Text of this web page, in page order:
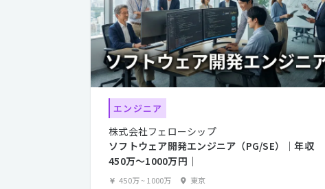
エンジニア
株式会社フェローシップ
ソフトウェア開発エンジニア（PG/SE）｜年収
450万〜1000万円｜
450万~1000万 東京